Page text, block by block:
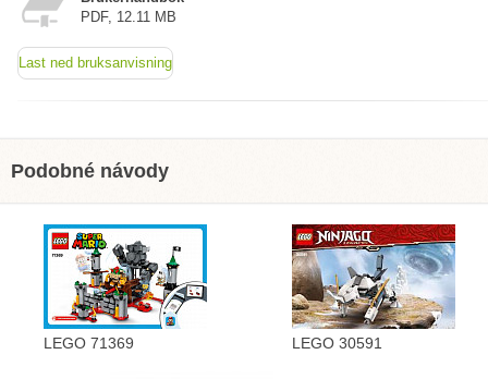
PDF, 12.11 MB
Last ned bruksanvisning
Podobné návody
LEGO 71369 LEGO 30591